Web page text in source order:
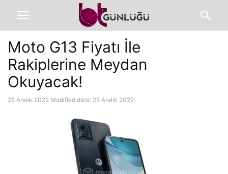
Moto G13 Fiyatı İle
Rakiplerine Meydan
Okuyacak!
25 Aralık 2022 Modified date: 25 Aralık 2022